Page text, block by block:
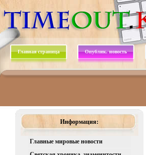
Главная страница Опублик. новость
Информация:
Главные мировые новости